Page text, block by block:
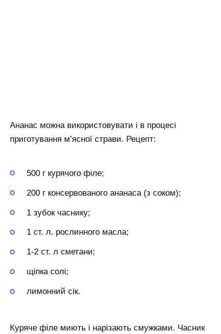
Ананас можна використовувати і в процесі
приготування м’ясної страви. Рецепт:
500 г курячого філе;
200 г консервованого ананаса (з соком);
1 зубок часнику;
1 ст. л. рослинного масла;
1-2 ст. л сметани;
щіпка солі;
лимонний сік.
Куряче філе миють і нарізають смужками. Часник